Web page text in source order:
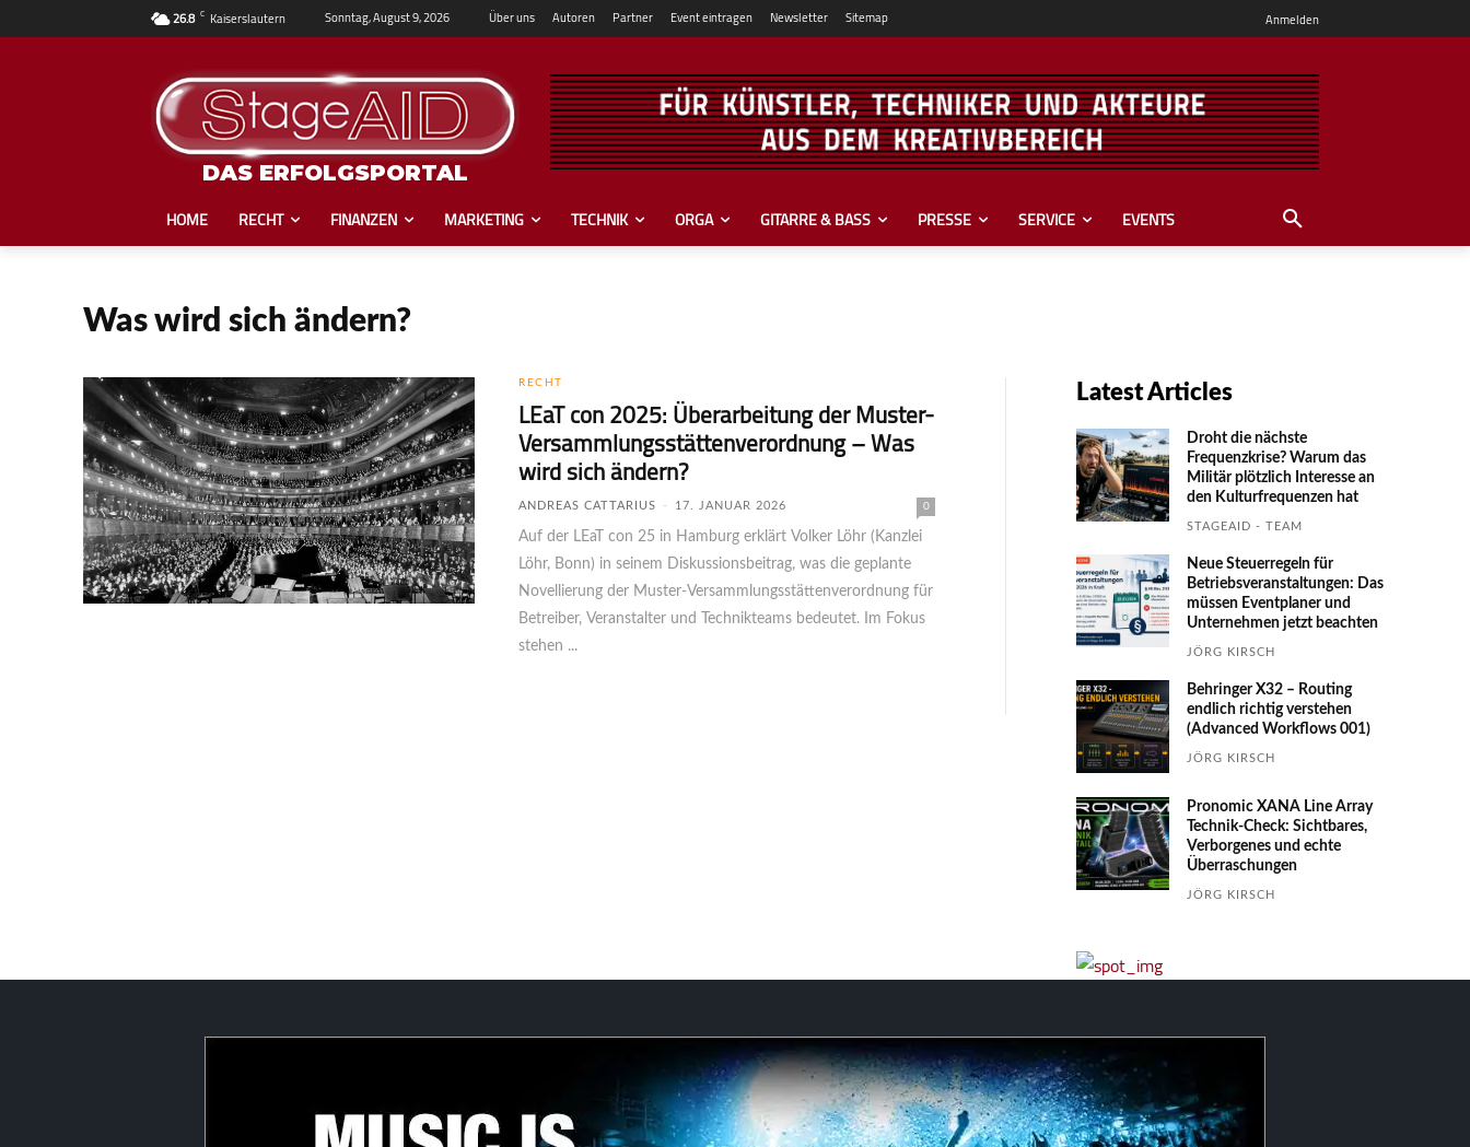
26.8 C Kaiserslautern Sonntag, August 9, 2026 Über uns Autoren Partner Event eintragen Newsletter Sitemap Anmelden
DAS ERFOLGSPORTAL
HOME RECHT FINANZEN MARKETING TECHNIK ORGA GITARRE & BASS PRESSE SERVICE EVENTS
Was wird sich ändern?
RECHT
LEaT con 2025: Überarbeitung der Muster-
Versammlungsstättenverordnung – Was
wird sich ändern?
ANDREAS CATTARIUS - 17. JANUAR 2026 0
Auf der LEaT con 25 in Hamburg erklärt Volker Löhr (Kanzlei
Löhr, Bonn) in seinem Diskussionsbeitrag, was die geplante
Novellierung der Muster-Versammlungsstättenverordnung für
Betreiber, Veranstalter und Technikteams bedeutet. Im Fokus
stehen ...
Latest Articles
Droht die nächste
Frequenzkrise? Warum das
Mili­tär plötzlich Inte­resse an
den Kultur­fre­quen­zen hat
STAGEAID - TEAM
Neue Steuerregeln für
Betriebs­ver­an­stal­tungen: Das
müssen Event­planer und
Unter­nehmen jetzt beachten
JÖRG KIRSCH
Behringer X32 – Routing
endlich richtig verstehen
(Advanced Workflows 001)
JÖRG KIRSCH
Pronomic XANA Line Array
Technik-Check: Sichtbares,
Verborgenes und echte
Überraschungen
JÖRG KIRSCH